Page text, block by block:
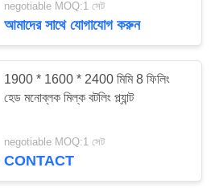
negotiable MOQ:1 সেট
আমাদের সাথে যোগাযোগ করুন
1900 * 1600 * 2400 মিমি 8 ফিলিং
হেড মনোব্লক মিল্ক বটলিং প্ল্যান্ট
negotiable MOQ:1 সেট
CONTACT